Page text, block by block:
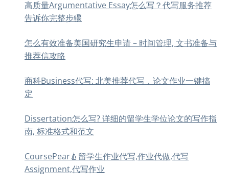
高质量Argumentative Essay怎么写？代写服务推荐
告诉你完整步骤
怎么有效准备美国研究生申请 – 时间管理, 文书准备与
推荐信攻略
商科Business代写: 北美推荐代写，论文作业一键搞
定
Dissertation怎么写? 详细的留学生学位论文的写作指
南, 标准格式和范文
CoursePear🍐留学生作业代写,作业代做,代写
Assignment,代写作业